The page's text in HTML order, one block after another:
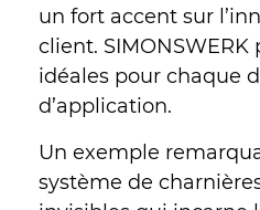
un fort accent sur
client.
idéales pour chaque
d’application.
Un exemple
système de